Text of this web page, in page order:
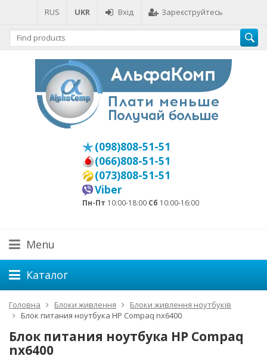
RUS UKR Вхід Зареєструйтесь
(098)808-51-51
(066)808-51-51
(073)808-51-51
Viber
Пн-Пт 10:00-18:00 Сб 10:00-16:00
Menu
Каталог
Головна Блоки живлення
Блоки живлення ноутбуків
Блок питания ноутбука HP Compaq nx6400
Блок питания ноутбука HP Compaq
nx6400